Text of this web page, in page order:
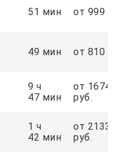
51 мин от 999
49 мин от 810
9 ч
47 мин
от
руб.
1 ч
42 мин
от 2133
руб.